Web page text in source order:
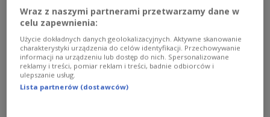
Pioruny na radarze Paryża. Francuzi kupią
polską broń?
Francja wyraziła "poważne zainteresowanie" polskimi
zestawami przeciwlotniczymi Piorun - podała Polska
Agencja Prasowa powołując się na źródła w
Wraz z naszymi partnerami przetwarzamy dane w
celu zapewnienia:
Użycie dokładnych danych geolokalizacyjnych. Aktywne skanowanie
charakterystyki urządzenia do celów identyfikacji. Przechowywanie
informacji na urządzeniu lub dostęp do nich. Spersonalizowane
reklamy i treści, pomiar reklam i treści, badnie odbiorców i
ulepszanie usług.
Lista partnerów (dostawców)